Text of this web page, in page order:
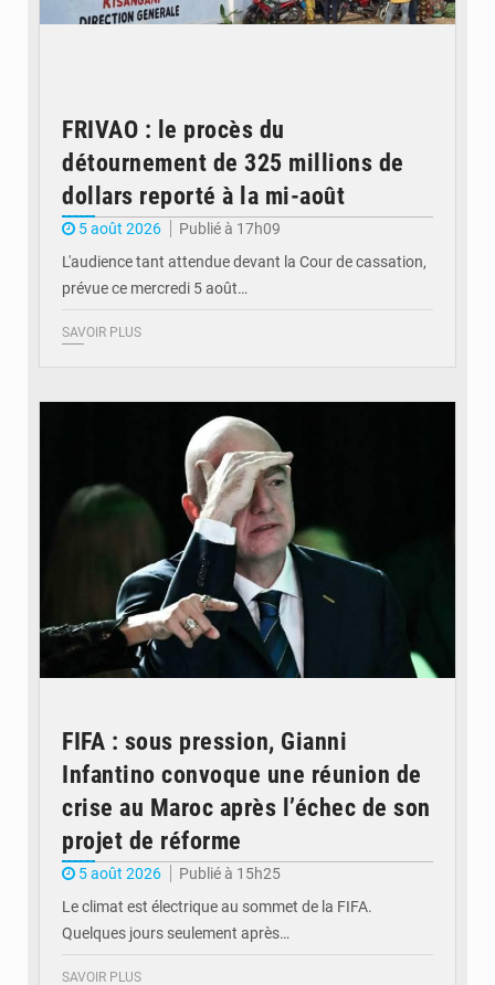
FRIVAO : le procès du
détournement de 325 millions de
dollars reporté à la mi-août
5 août 2026
Publié à 17h09
L'audience tant attendue devant la Cour de cassation,
prévue ce mercredi 5 août…
SAVOIR PLUS
FIFA : sous pression, Gianni
Infantino convoque une réunion de
crise au Maroc après l’échec de son
projet de réforme
5 août 2026
Publié à 15h25
Le climat est électrique au sommet de la FIFA.
Quelques jours seulement après…
SAVOIR PLUS